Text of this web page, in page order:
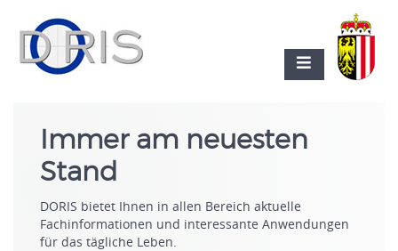
Immer am neuesten
Stand
DORIS bietet Ihnen in allen Bereich aktuelle
Fachinformationen und interessante Anwendungen
für das tägliche Leben.